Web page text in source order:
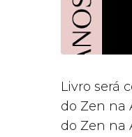
Livro será
do Zen na
do Zen na